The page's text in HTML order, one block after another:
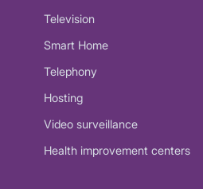
Television
Smart Home
Telephony
Hosting
Video surveillance
Health improvement centers